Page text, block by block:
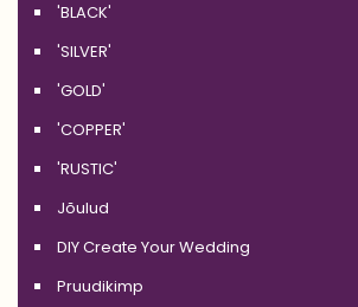
'BLACK'
'SILVER'
'GOLD'
'COPPER'
'RUSTIC'
Jõulud
DIY Create Your Wedding
Pruudikimp